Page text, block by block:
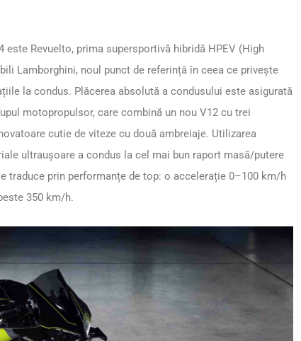
Revuelto, prima supersportivă hibridă HPEV (High
Lamborghini, noul punct de referință în ceea ce privește
la condus. Plăcerea absolută a condusului este asigurată
motopropulsor, care combină un nou V12 cu trei
cutie de viteze cu două ambreiaje. Utilizarea
ultraușoare a condus la cel mai bun raport masă/putere
traduce prin performanțe de top: o accelerație 0–100 km/h
350 km/h.